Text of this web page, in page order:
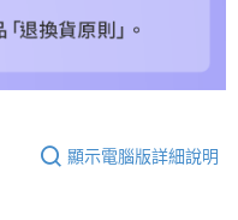
顯示電腦版詳細說明